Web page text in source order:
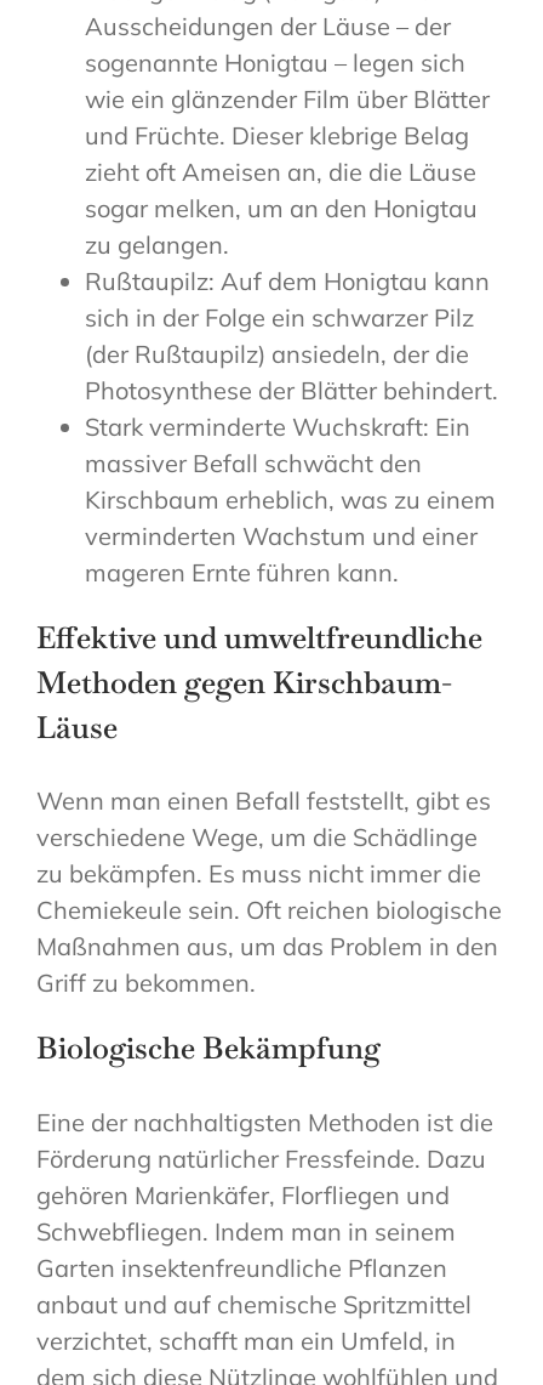
Ausscheidungen der Läuse – der
sogenannte Honigtau – legen sich
wie ein glänzender Film über Blätter
und Früchte. Dieser klebrige Belag
zieht oft Ameisen an, die die Läuse
sogar melken, um an den Honigtau
zu gelangen.
Rußtaupilz: Auf dem Honigtau kann
sich in der Folge ein schwarzer Pilz
(der Rußtaupilz) ansiedeln, der die
Photosynthese der Blätter behindert.
Stark verminderte Wuchskraft: Ein
massiver Befall schwächt den
Kirschbaum erheblich, was zu einem
verminderten Wachstum und einer
mageren Ernte führen kann.
Effektive und umweltfreundliche
Methoden gegen Kirschbaum-
Läuse
Wenn man einen Befall feststellt, gibt es
verschiedene Wege, um die Schädlinge
zu bekämpfen. Es muss nicht immer die
Chemiekeule sein. Oft reichen biologische
Maßnahmen aus, um das Problem in den
Griff zu bekommen.
Biologische Bekämpfung
Eine der nachhaltigsten Methoden ist die
Förderung natürlicher Fressfeinde. Dazu
gehören Marienkäfer, Florfliegen und
Schwebfliegen. Indem man in seinem
Garten insektenfreundliche Pflanzen
anbaut und auf chemische Spritzmittel
verzichtet, schafft man ein Umfeld, in
dem sich diese Nützlinge wohlfühlen und